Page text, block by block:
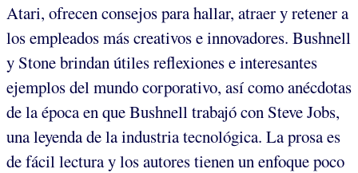
Atari, ofrecen consejos para hallar, atraer y retener a
los empleados más creativos e innovadores. Bushnell
y Stone brindan útiles reflexiones e interesantes
ejemplos del mundo corporativo, así como anécdotas
de la época en que Bushnell trabajó con Steve Jobs,
una leyenda de la industria tecnológica. La prosa es
de fácil lectura y los autores tienen un enfoque poco